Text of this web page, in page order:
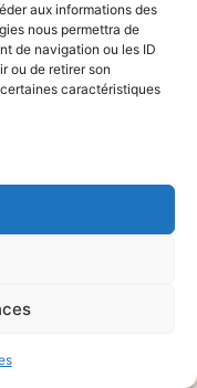
aux informations des
nous permettra de
de navigation ou les ID
ou de retirer son
caractéristiques